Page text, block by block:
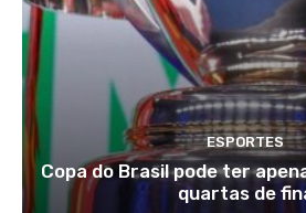
ESPORTES
Copa do Brasil pode ter
quartas de